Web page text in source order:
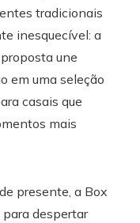
tradicionais
inesquecível: a
une
em uma seleção
casais que
mais
presente, a Box
despertar